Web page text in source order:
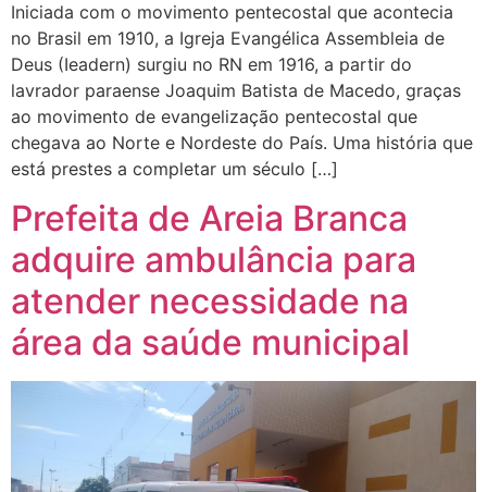
Iniciada com o movimento pentecostal que acontecia
no Brasil em 1910, a Igreja Evangélica Assembleia de
Deus (Ieadern) surgiu no RN em 1916, a partir do
lavrador paraense Joaquim Batista de Macedo, graças
ao movimento de evangelização pentecostal que
chegava ao Norte e Nordeste do País. Uma história que
está prestes a completar um século […]
Prefeita de Areia Branca
adquire ambulância para
atender necessidade na
área da saúde municipal